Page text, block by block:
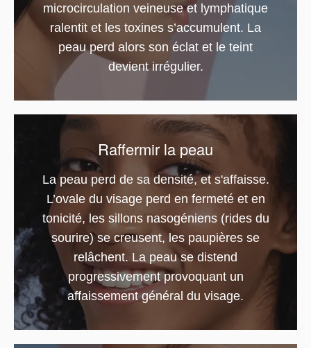
microcirculation veineuse et lymphatique
ralentit et les toxines s’accumulent. La
peau perd alors son éclat et le teint
devient irrégulier.
Raffermir la peau
La peau perd de sa densité, et s'affaisse.
L’ovale du visage perd en fermeté et en
tonicité, les sillons nasogéniens (rides du
sourire) se creusent, les paupières se
relâchent. La peau se distend
progressivement provoquant un
affaissement général du visage.